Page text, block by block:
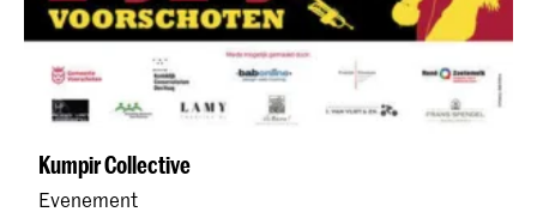
Kumpir Collective
Evenement